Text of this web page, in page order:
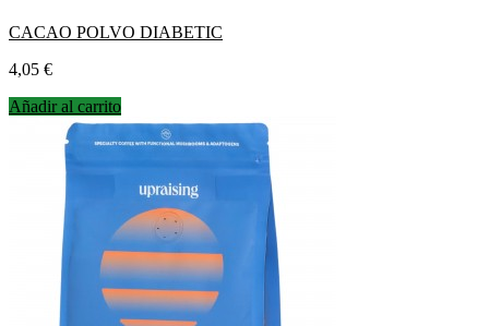
CACAO POLVO DIABETIC
Precio
4,05 €
Añadir al carrito